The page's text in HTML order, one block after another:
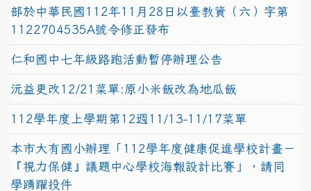
部於中華民國112年11月28日以臺教資（六）字第
1122704535A號令修正發布
仁和國中七年級路跑活動暫停辦理公告
沅益更改12/21菜單:原小米飯改為地瓜飯
112學年度上學期第12週11/13-11/17菜單
本市大有國小辦理「112學年度健康促進學校計畫－
『視力保健』議題中心學校海報設計比賽」，請同
學踴躍投件